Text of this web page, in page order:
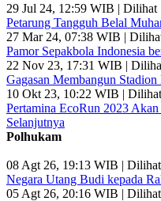
29 Jul 24, 12:59 WIB | Dilihat
Petarung Tangguh Belal
27 Mar 24, 07:38 WIB |
Pamor Sepakbola Indonesia
22 Nov 23, 17:31 WIB |
Gagasan Membangun
10 Okt 23, 10:22 WIB |
Pertamina EcoRun 2023
Selanjutnya
Polhukam
08 Agt 26, 19:13 WIB |
Negara Utang Budi kepada
05 Agt 26, 20:16 WIB | Dilihat